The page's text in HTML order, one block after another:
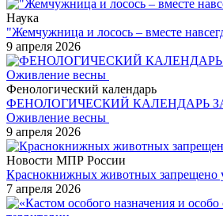
Наука
"Жемчужница и лосось – вместе
9 апреля 2026
Фенологический календарь
ФЕНОЛОГИЧЕСКИЙ КАЛЕНДАРЬ
Оживление весны
9 апреля 2026
Новости МПР России
Краснокнижных животных запрещено
7 апреля 2026